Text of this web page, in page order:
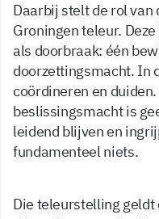
Daarbij stelt de rol
Groningen teleur.
als doorbraak: één
doorzettingsmacht. In
coördineren en
beslissingsmacht is
leidend blijven en
fundamenteel niets.
Die teleurstelling geldt